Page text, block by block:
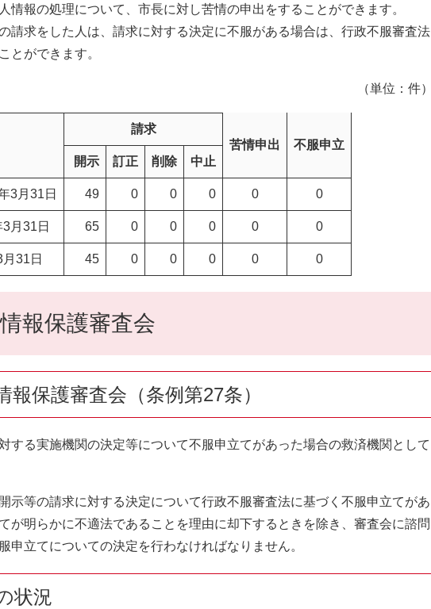
情報の処理について、市長に対し苦情の申出をすることができます。
請求をした人は、請求に対する決定に不服がある場合は、行政不服審査法
とができます。
（単位：件）
請求
苦情申出
不服申立
開示
訂正 削除 中止
3月31日 49 0 0 0 0 0
月31日 65 0 0 0 0 0
31日 45 0 0 0 0 0
報保護審査会
報保護審査会（条例第27条）
する実施機関の決定等について不服申立てがあった場合の救済機関として
示等の請求に対する決定について行政不服審査法に基づく不服申立てがあ
が明らかに不適法であることを理由に却下するときを除き、審査会に諮問
申立てについての決定を行わなければなりません。
状況